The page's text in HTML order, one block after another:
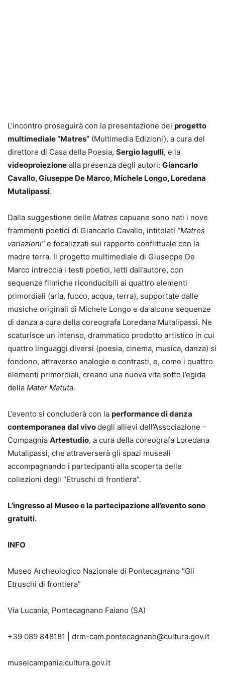
L’incontro proseguirà con la presentazione del progetto
multimediale “Matres” (Multimedia Edizioni), a cura del
direttore di Casa della Poesia, Sergio Iagulli, e la
videoproiezione alla presenza degli autori: Giancarlo
Cavallo, Giuseppe De Marco, Michele Longo, Loredana
Mutalipassi.
Dalla suggestione delle Matres capuane sono nati i nove
frammenti poetici di Giancarlo Cavallo, intitolati “Matres
variazioni” e focalizzati sul rapporto conflittuale con la
madre terra. Il progetto multimediale di Giuseppe De
Marco intreccia i testi poetici, letti dall’autore, con
sequenze filmiche riconducibili ai quattro elementi
primordiali (aria, fuoco, acqua, terra), supportate dalle
musiche originali di Michele Longo e da alcune sequenze
di danza a cura della coreografa Loredana Mutalipassi. Ne
scaturisce un intenso, drammatico prodotto artistico in cui
quattro linguaggi diversi (poesia, cinema, musica, danza) si
fondono, attraverso analogie e contrasti, e, come i quattro
elementi primordiali, creano una nuova vita sotto l’egida
della Mater Matuta.
L’evento si concluderà con la performance di danza
contemporanea dal vivodegli allievi dell’Associazione –
Compagnia Artestudio, a cura della coreografa Loredana
Mutalipassi, che attraverserà gli spazi museali
accompagnando i partecipanti alla scoperta delle
collezioni degli “Etruschi di frontiera”.
L’ingresso al Museo e la partecipazione all’evento sono
gratuiti.
INFO
Museo Archeologico Nazionale di Pontecagnano “Gli
Etruschi di frontiera”
Via Lucania, Pontecagnano Faiano (SA)
+39 089 848181 | drm-cam.pontecagnano@cultura.gov.it
museicampania.cultura.gov.it